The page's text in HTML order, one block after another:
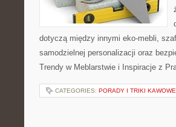
dotyczą między innymi eko-mebli,
samodzielnej personalizacji oraz
Trendy w Meblarstwie i Inspiracje z
CATEGORIES: PORADY I TRIKI KAWOWE